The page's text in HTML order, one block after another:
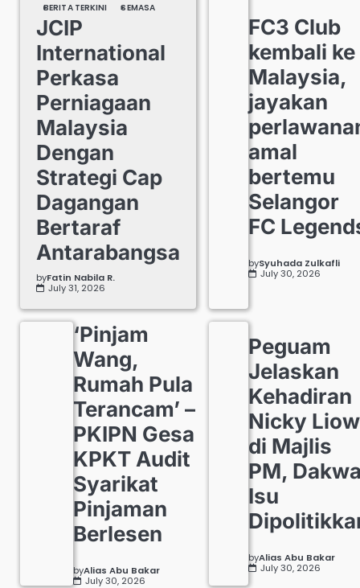
BERITA TERKINI SEMASA
JCIP
International
Perkasa
Perniagaan
Malaysia
Dengan
Strategi Cap
Dagangan
Bertaraf
Antarabangsa
byFatin Nabila R.
July 31, 2026
FC3 Club
kembali ke
Malaysia,
jayakan
amal
bertemu
Selangor
FC
bySyuhada Zulkafli
July 30, 2026
‘Pinjam
Wang,
Rumah Pula
Terancam’ –
PKIPN Gesa
KPKT Audit
Syarikat
Pinjaman
Berlesen
byAlias Abu Bakar
July 30, 2026
Peguam
Jelaskan
Kehadiran
Nicky Liow
di Majlis
PM,
Isu
byAlias Abu Bakar
July 30, 2026